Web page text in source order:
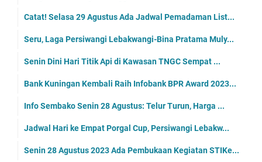
Catat! Selasa 29 Agustus Ada Jadwal Pemadaman List...
Seru, Laga Persiwangi Lebakwangi-Bina Pratama Muly...
Senin Dini Hari Titik Api di Kawasan TNGC Sempat ...
Bank Kuningan Kembali Raih Infobank BPR Award 2023...
Info Sembako Senin 28 Agustus: Telur Turun, Harga ...
Jadwal Hari ke Empat Porgal Cup, Persiwangi Lebakw...
Senin 28 Agustus 2023 Ada Pembukaan Kegiatan STIKe...